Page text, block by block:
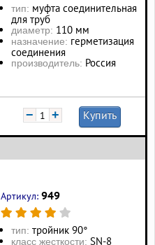
тип: муфта соединительная
для труб
диаметр: 110 мм
назначение: герметизация
соединения
производитель: Россия
− + Купить
Артикул: 949
тип: тройник 90°
класс жесткости: SN-8